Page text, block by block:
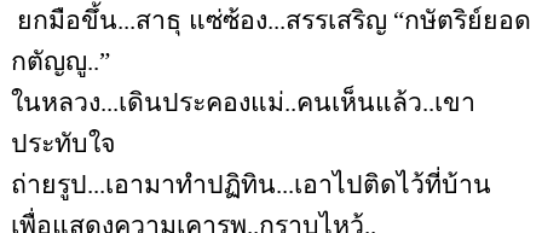
ยกมือขึ้น...สาธุ แซ่ซ้อง...สรรเสริญ “กษัตริย์ยอด
กตัญญู..”
ในหลวง...เดินประคองแม่..คนเห็นแล้ว..เขา
ประทับใจ
ถ่ายรูป...เอามาทำปฏิทิน...เอาไปติดไว้ที่บ้าน
เพื่อแสดงความเคารพ..กราบไหว้..